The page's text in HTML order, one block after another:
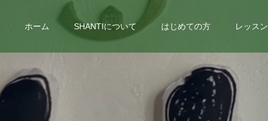
ホーム SHANTIについて はじめての方 レッスン